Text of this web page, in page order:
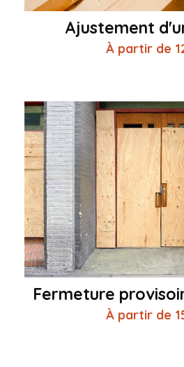
Ajustement
À partir de
Fermeture
À partir de